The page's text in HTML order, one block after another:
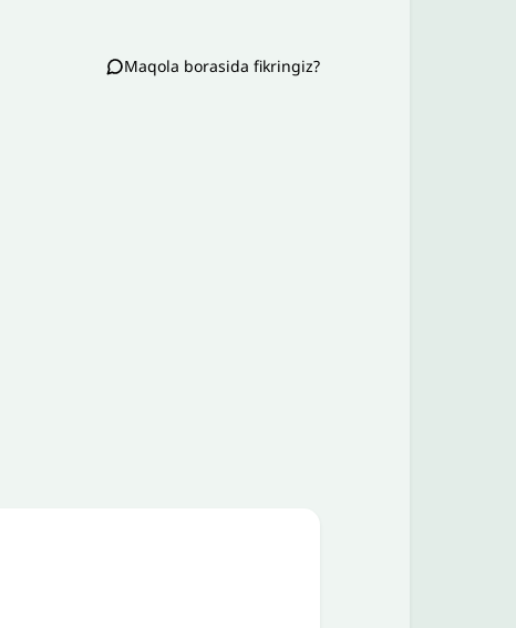
Maqola borasida fikringiz?